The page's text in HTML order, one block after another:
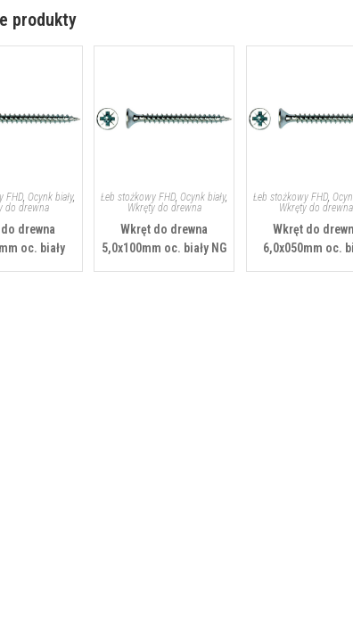
produkty
FHD ,Ocynk biały,
do drewna
drewna
oc. biały
Łeb stożkowy FHD ,Ocynk biały,
Wkręty do drewna
Wkręt do drewna
5,0x100mm oc. biały NG
Łeb stożkowy FHD,
Wkręty do drewna
Wkręt do
6,0x050mm oc.